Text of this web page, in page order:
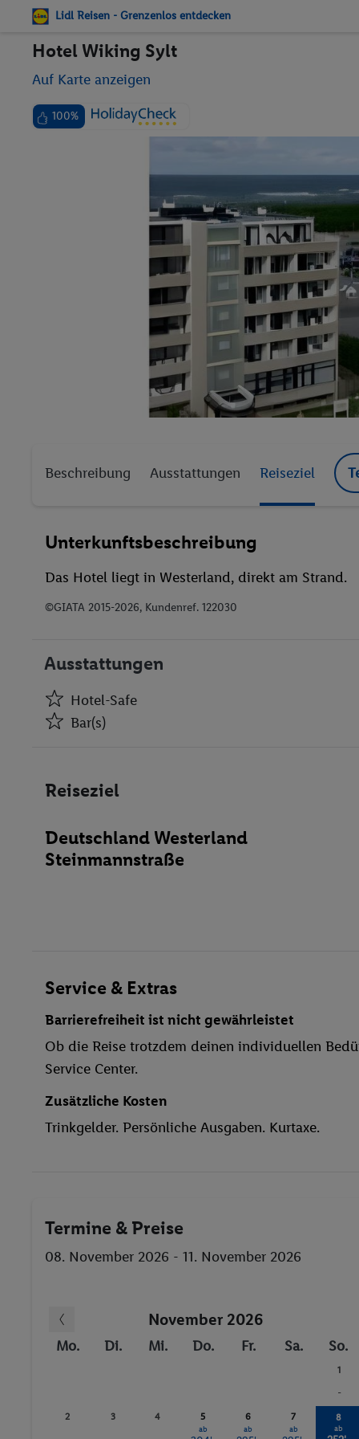
Lidl Reisen - Grenzenlos entdecken
Hotel Wiking Sylt
Auf Karte anzeigen
100%
Beschreibung Ausstattungen Reiseziel
Unterkunftsbeschreibung
Das Hotel liegt in Westerland, direkt am Strand.
©GIATA 2015-2026, Kundenref. 122030
Ausstattungen
Hotel-Safe
Bar(s)
Bar(s)
Restaurant(s)
Zimmerservice
Parkplatz
Windsurfen
Massagen
Reiseziel
Deutschland Westerland
Steinmannstraße
Service & Extras
Barrierefreiheit ist nicht gewährleistet
Ob die Reise trotzdem deinen individuellen
Service Center.
Zusätzliche Kosten
Trinkgelder. Persönliche Ausgaben. Kurtaxe.
Termine & Preise
08. November 2026 - 11. November 2026
November 2026
Mo. Di. Mi. Do. Fr. Sa. So.
1
-
2 3 4 5
ab
6
ab
7
ab
8
ab